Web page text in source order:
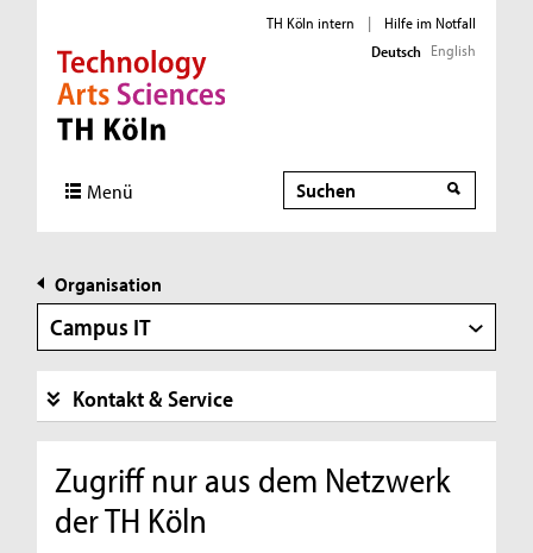
Direkt zur Hauptnavigation
Direkt zur Subnavigation
Direkt zum Inhalt
Direkt zum Fußbereich
TH Köln intern |
Hilfe im Notfall
Deutsch English
Menü Suche
Organisation
Campus IT
Kontakt & Service
Zugriff nur aus dem Netzwerk
der TH Köln